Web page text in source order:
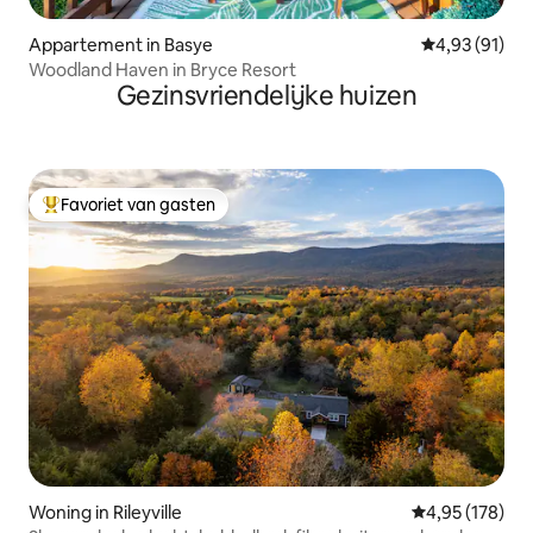
Appartement in Basye Gemiddelde
4,93 (91)
Woodland Haven in Bryce Resort
Gezinsvriendelijke huizen
Topfavoriet van gasten
Favoriet van gasten
Woning in Rileyville Gemiddelde
4,95 (178)